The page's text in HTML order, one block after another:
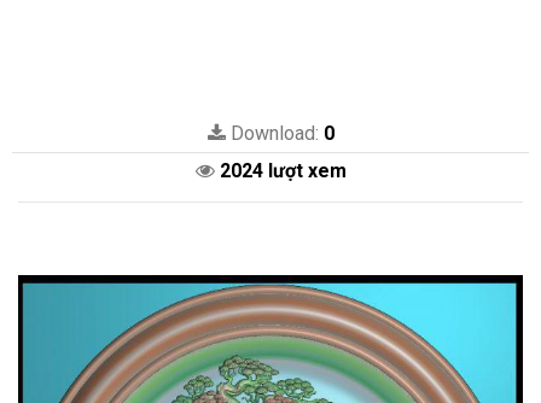
Download: 0
2024 lượt xem